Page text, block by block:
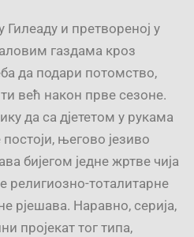
Гилеаду и претвореној у
газдама кроз
да подари потомство,
већ након прве сезоне.
да са дјететом у рукама
његово језиво
бијегом једне жртве чија
религиозно-тоталитарне
рјешава. Наравно, серија,
пројекат тог типа,